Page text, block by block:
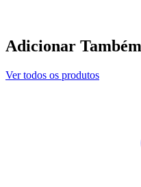
Adicionar
Ver todos os produtos